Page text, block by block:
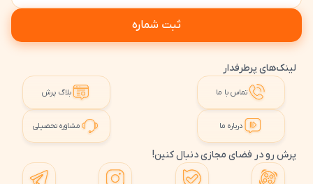
ثبت شماره
لینک‌های پرطرفدار
تماس با ما بلاگ پرش
درباره ما مشاوره تحصیلی
پرش رو در فضای مجازی دنبال کنین!